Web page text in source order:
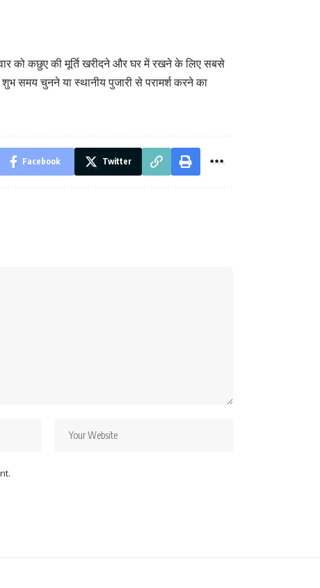
को कछुए की मूर्ति खरीदने और घर में रखने के लिए सबसे
समय चुनने या स्थानीय पुजारी से परामर्श करने का
Facebook Twitter